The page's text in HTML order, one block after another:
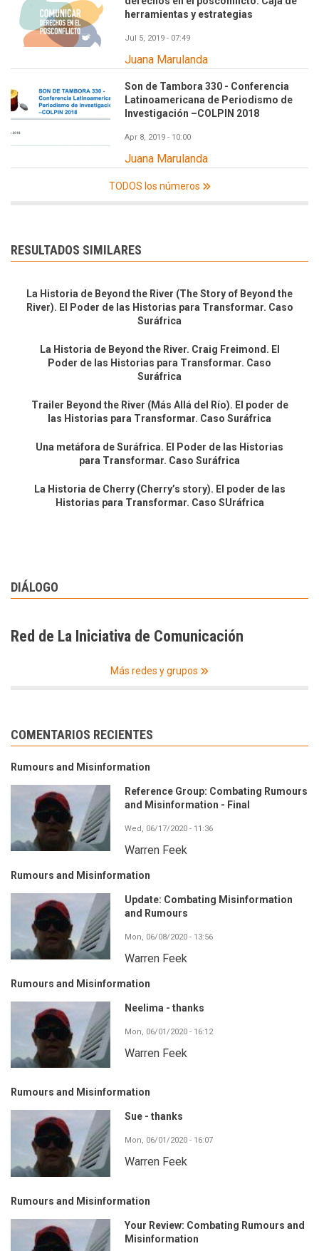
herramientas y estrategias
Jul 5, 2019 - 07:49
Juana Marulanda
Son de Tambora 330 - Conferencia
Latinoamericana de Periodismo de
Investigación –COLPIN 2018
Apr 8, 2019 - 10:00
Juana Marulanda
TODOS los números
RESULTADOS SIMILARES
La Historia de Beyond the River (The Story of Beyond the
River). El Poder de las Historias para Transformar. Caso
Suráfrica
La Historia de Beyond the River. Craig Freimond. El
Poder de las Historias para Transformar. Caso
Suráfrica
Trailer Beyond the River (Más Allá del Río). El poder de
las Historias para Transformar. Caso Suráfrica
Una metáfora de Suráfrica. El Poder de las Historias
para Transformar. Caso Suráfrica
La Historia de Cherry (Cherry’s story). El poder de las
Historias para Transformar. Caso SUráfrica
DIÁLOGO
Red de La Iniciativa de Comunicación
Más redes y grupos
COMENTARIOS RECIENTES
Rumours and Misinformation
Reference Group: Combating Rumours
and Misinformation - Final
Wed, 06/17/2020 - 11:36
Warren Feek
Rumours and Misinformation
Update: Combating Misinformation
and Rumours
Mon, 06/08/2020 - 13:56
Warren Feek
Rumours and Misinformation
Neelima - thanks
Mon, 06/01/2020 - 16:12
Warren Feek
Rumours and Misinformation
Sue - thanks
Mon, 06/01/2020 - 16:07
Warren Feek
Rumours and Misinformation
Your Review: Combating Rumours and
Misinformation